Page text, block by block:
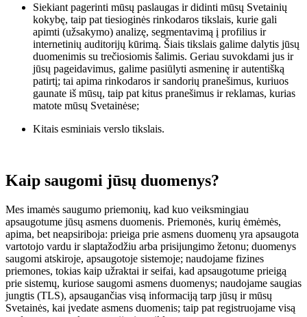
Siekiant pagerinti mūsų paslaugas ir didinti mūsų Svetainių
kokybę, taip pat tiesioginės rinkodaros tikslais, kurie gali
apimti (užsakymo) analizę, segmentavimą į profilius ir
internetinių auditorijų kūrimą. Šiais tikslais galime dalytis jūsų
duomenimis su trečiosiomis šalimis. Geriau suvokdami jus ir
jūsų pageidavimus, galime pasiūlyti asmeninę ir autentišką
patirtį; tai apima rinkodaros ir sandorių pranešimus, kuriuos
gaunate iš mūsų, taip pat kitus pranešimus ir reklamas, kurias
matote mūsų Svetainėse;
Kitais esminiais verslo tikslais.
Kaip saugomi jūsų duomenys?
Mes imamės saugumo priemonių, kad kuo veiksmingiau
apsaugotume jūsų asmens duomenis. Priemonės, kurių ėmėmės,
apima, bet neapsiriboja: prieiga prie asmens duomenų yra apsaugota
vartotojo vardu ir slaptažodžiu arba prisijungimo žetonu; duomenys
saugomi atskiroje, apsaugotoje sistemoje; naudojame fizines
priemones, tokias kaip užraktai ir seifai, kad apsaugotume prieigą
prie sistemų, kuriose saugomi asmens duomenys; naudojame saugias
jungtis (TLS), apsaugančias visą informaciją tarp jūsų ir mūsų
Svetainės, kai įvedate asmens duomenis; taip pat registruojame visą